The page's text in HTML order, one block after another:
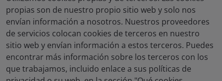
propias son de nuestro propio sitio web y solo nos
envían información a nosotros. Nuestros proveedores
de servicios colocan cookies de terceros en nuestro
sitio web y envían información a estos terceros. Puedes
encontrar más información sobre los terceros con los
que trabajamos, incluido enlace a sus políticas de